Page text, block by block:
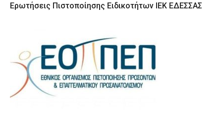
Ερωτήσεις Πιστοποίησης Ειδικοτήτων ΙΕΚ ΕΔΕΣΣΑΣ